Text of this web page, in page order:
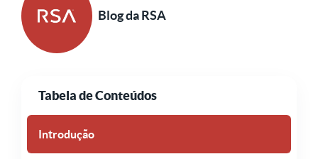
Blog da RSA
Tabela de Conteúdos
Introdução